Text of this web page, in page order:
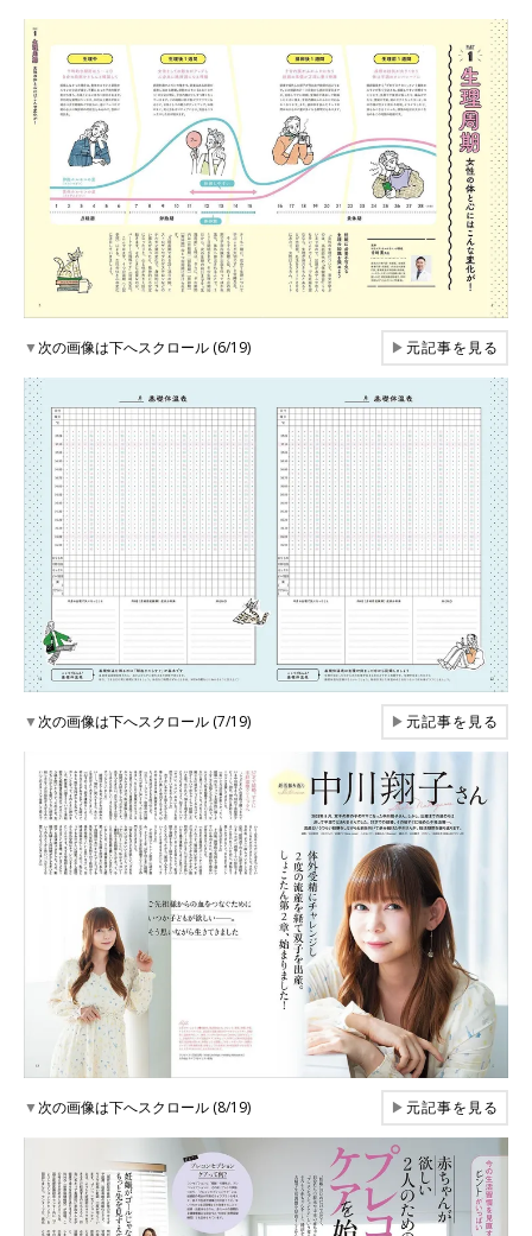
▼次の画像は下へスクロール (6/19) ▶元記事を見る
▼次の画像は下へスクロール (7/19) ▶元記事を見る
▼次の画像は下へスクロール (8/19) ▶元記事を見る